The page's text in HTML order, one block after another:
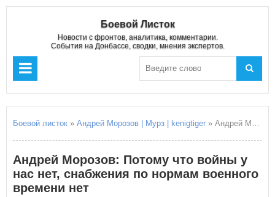
Боевой Листок
Новости с фронтов, аналитика, комментарии.
События на Донбассе, сводки, мнения экспертов.
Боевой листок » Андрей Морозов | Мурз | kenigtiger » Андрей Морозов: Потому что войны у нас нет, снабжения по нормам военного времени нет
Андрей Морозов: Потому что войны у
нас нет, снабжения по нормам военного
времени нет